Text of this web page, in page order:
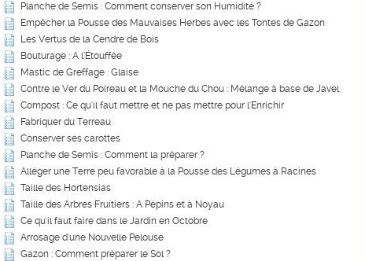
Planche de Semis : Comment conserver son Humidité ?
Empêcher la Pousse des Mauvaises Herbes avec les Tontes de Gazon
Les Vertus de la Cendre de Bois
Bouturage : A l’Étouffée
Mastic de Greffage : Glaise
Contre le Ver du Poireau et la Mouche du Chou : Mélange à base de Javel
Compost : Ce qu'il faut mettre et ne pas mettre pour l'Enrichir
Fabriquer du Terreau
Conserver ses carottes
Planche de Semis : Comment la préparer ?
Alléger une Terre peu favorable à la Pousse des Légumes à Racines
Taille des Hortensias
Taille des Arbres Fruitiers : A Pépins et à Noyau
Ce qu'il faut faire dans le Jardin en Octobre
Arrosage d'une Nouvelle Pelouse
Gazon : Comment préparer le Sol ?